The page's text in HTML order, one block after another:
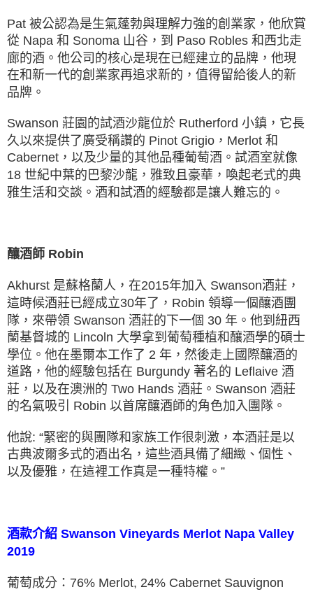
Pat 被公認為是生氣蓬勃與理解力強的創業家，他欣賞
從 Napa 和 Sonoma 山谷，到 Paso Robles 和⻄北⾛
廊的酒。他公司的核⼼是現在已經建立的品牌，他現
在和新⼀代的創業家再追求新的，值得留給後人的新
品牌。
Swanson 莊園的試酒沙龍位於 Rutherford ⼩鎮，它⻑
久以來提供了廣受稱讚的 Pinot Grigio，Merlot 和
Cabernet，以及少量的其他品種葡萄酒。試酒室就像
18 世紀中葉的巴黎沙龍，雅致且豪華，喚起老式的典
雅生活和交談。酒和試酒的經驗都是讓人難忘的。
釀酒師 Robin
Akhurst 是蘇格蘭人，在2015年加入 Swanson酒莊，
這時候酒莊已經成立30年了，Robin 領導⼀個釀酒團
隊，來帶領 Swanson 酒莊的下⼀個 30 年。他到紐⻄
蘭基督城的 Lincoln 大學拿到葡萄種植和釀酒學的碩士
學位。他在墨爾本工作了 2 年，然後⾛上國際釀酒的
道路，他的經驗包括在 Burgundy 著名的 Leflaive 酒
莊，以及在澳洲的 Two Hands 酒莊。Swanson 酒莊
的名氣吸引 Robin 以首席釀酒師的角色加入團隊。
他說: “緊密的與團隊和家族工作很刺激，本酒莊是以
古典波爾多式的酒出名，這些酒具備了細緻、個性、
以及優雅，在這裡工作真是⼀種特權。”
酒款介紹 Swanson Vineyards Merlot Napa Valley
2019
葡萄成分：76% Merlot, 24% Cabernet Sauvignon